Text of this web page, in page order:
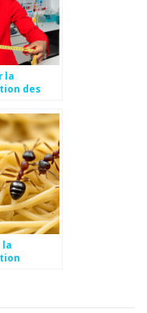
la
des
la